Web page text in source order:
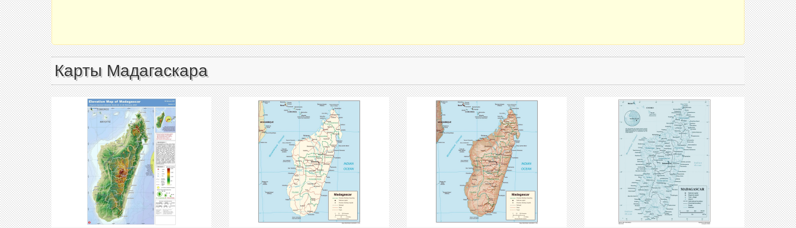
Карты Мадагаскара